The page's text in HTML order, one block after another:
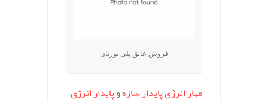
فروش عایق پلی یورتان
مهار انرژی پایدار سازهوپایدار انرژی